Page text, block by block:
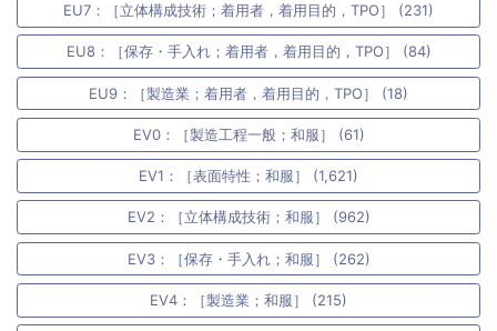
EU7：［立体構成技術；着用者，着用目的，TPO］ (231)
EU8：［保存・手入れ；着用者，着用目的，TPO］ (84)
EU9：［製造業；着用者，着用目的，TPO］ (18)
EV0：［製造工程一般；和服］ (61)
EV1：［表面特性；和服］ (1,621)
EV2：［立体構成技術；和服］ (962)
EV3：［保存・手入れ；和服］ (262)
EV4：［製造業；和服］ (215)